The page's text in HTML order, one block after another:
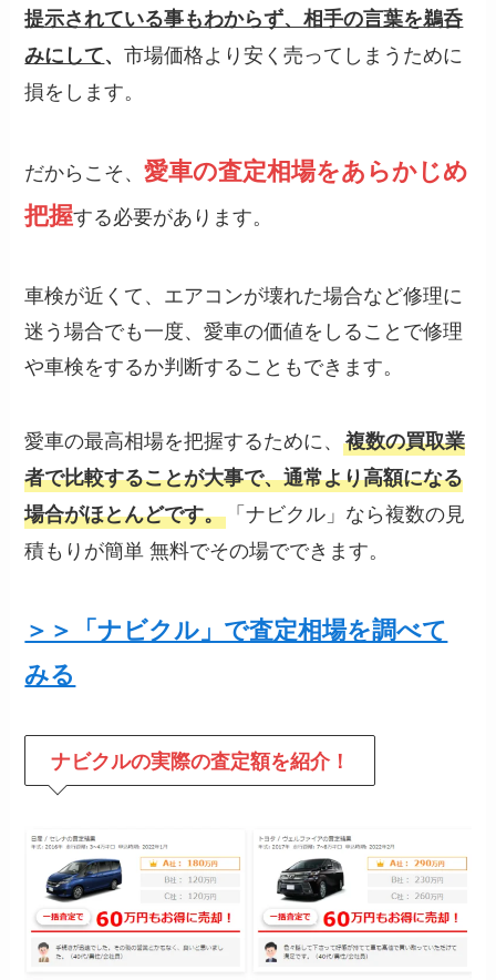
提示されている事もわからず、相手の言葉を鵜呑
みにして、市場価格より安く売ってしまうために
損をします。
だからこそ、愛車の査定相場をあらかじめ
把握する必要があります。
車検が近くて、エアコンが壊れた場合など修理に
迷う場合でも一度、愛車の価値をしることで修理
や車検をするか判断することもできます。
愛車の最高相場を把握するために、複数の買取業
者で比較することが大事で、通常より高額になる
場合がほとんどです。 「ナビクル」なら複数の見
積もりが簡単 無料でその場でできます。
＞＞「ナビクル」で査定相場を調べて
みる
ナビクルの実際の査定額を紹介！